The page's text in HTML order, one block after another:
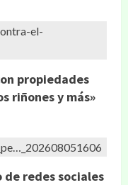
propiedades
riñones y más»
redes sociales